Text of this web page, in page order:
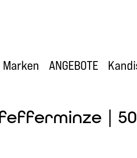
Marken ANGEBOTE
|